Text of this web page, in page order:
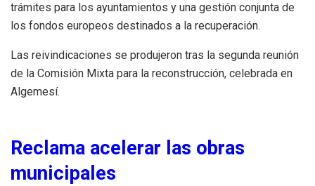
trámites para los ayuntamientos y una gestión conjunta de
los fondos europeos destinados a la recuperación.
Las reivindicaciones se produjeron tras la segunda reunión
de la Comisión Mixta para la reconstrucción, celebrada en
Algemesí.
Reclama acelerar las obras
municipales